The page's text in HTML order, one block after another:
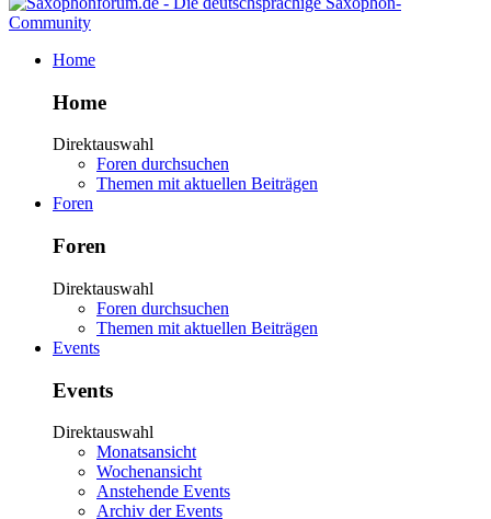
Home
Home
Direktauswahl
Foren durchsuchen
Themen mit aktuellen Beiträgen
Foren
Foren
Direktauswahl
Foren durchsuchen
Themen mit aktuellen Beiträgen
Events
Events
Direktauswahl
Monatsansicht
Wochenansicht
Anstehende Events
Archiv der Events